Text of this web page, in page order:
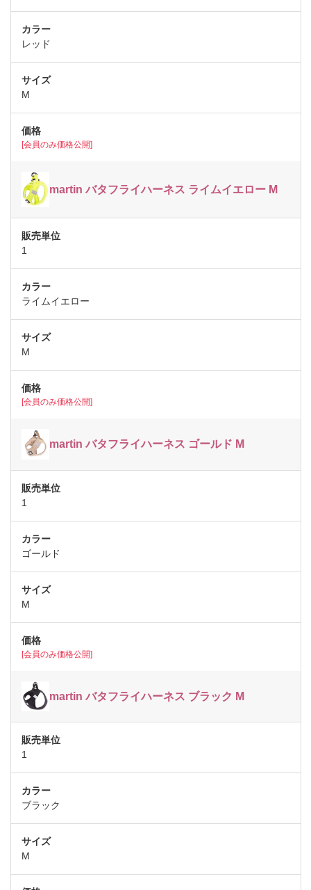
レッド
M
[会員のみ価格公開]
martin バタフライハーネス ライムイエロー M
1
ライムイエロー
M
[会員のみ価格公開]
martin バタフライハーネス ゴールド M
1
ゴールド
M
[会員のみ価格公開]
martin バタフライハーネス ブラック M
1
ブラック
M